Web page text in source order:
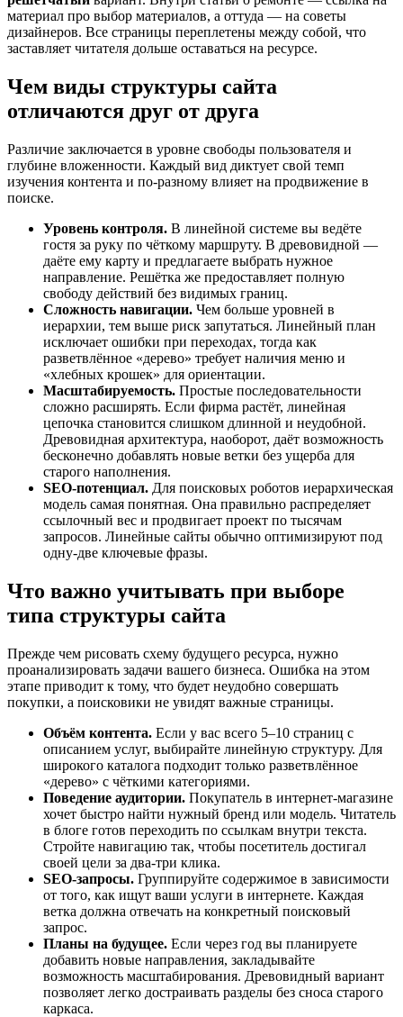
материал про выбор материалов, а оттуда — на советы
дизайнеров. Все страницы переплетены между собой, что
заставляет читателя дольше оставаться на ресурсе.
Чем виды структуры сайта
отличаются друг от друга
Различие заключается в уровне свободы пользователя и
глубине вложенности. Каждый вид диктует свой темп
изучения контента и по-разному влияет на продвижение в
поиске.
Уровень контроля. В линейной системе вы ведёте
гостя за руку по чёткому маршруту. В древовидной —
даёте ему карту и предлагаете выбрать нужное
направление. Решётка же предоставляет полную
свободу действий без видимых границ.
Сложность навигации. Чем больше уровней в
иерархии, тем выше риск запутаться. Линейный план
исключает ошибки при переходах, тогда как
разветвлённое «дерево» требует наличия меню и
«хлебных крошек» для ориентации.
Масштабируемость. Простые последовательности
сложно расширять. Если фирма растёт, линейная
цепочка становится слишком длинной и неудобной.
Древовидная архитектура, наоборот, даёт возможность
бесконечно добавлять новые ветки без ущерба для
старого наполнения.
SEO-потенциал. Для поисковых роботов иерархическая
модель самая понятная. Она правильно распределяет
ссылочный вес и продвигает проект по тысячам
запросов. Линейные сайты обычно оптимизируют под
одну-две ключевые фразы.
Что важно учитывать при выборе
типа структуры сайта
Прежде чем рисовать схему будущего ресурса, нужно
проанализировать задачи вашего бизнеса. Ошибка на этом
этапе приводит к тому, что будет неудобно совершать
покупки, а поисковики не увидят важные страницы.
Объём контента. Если у вас всего 5–10 страниц с
описанием услуг, выбирайте линейную структуру. Для
широкого каталога подходит только разветвлённое
«дерево» с чёткими категориями.
Поведение аудитории. Покупатель в интернет-магазине
хочет быстро найти нужный бренд или модель. Читатель
в блоге готов переходить по ссылкам внутри текста.
Стройте навигацию так, чтобы посетитель достигал
своей цели за два-три клика.
SEO-запросы. Группируйте содержимое в зависимости
от того, как ищут ваши услуги в интернете. Каждая
ветка должна отвечать на конкретный поисковый
запрос.
Планы на будущее. Если через год вы планируете
добавить новые направления, закладывайте
возможность масштабирования. Древовидный вариант
позволяет легко достраивать разделы без сноса старого
каркаса.